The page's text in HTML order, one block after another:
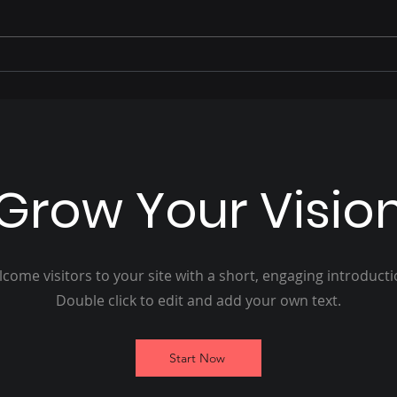
parte de sua trajetória de
ano
Your
visitors to your site with a short, engaging
Double click to edit and add your own text.
Start Now